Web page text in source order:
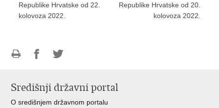
Republike Hrvatske od 22.
kolovoza 2022.
Republike Hrvatske od 20.
kolovoza 2022.
FacebookuTwitteru
Središnji državni portal
O središnjem državnom portalu